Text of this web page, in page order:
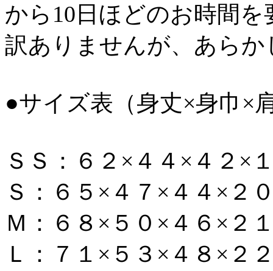
から10日ほどのお時間
訳ありませんが、あら
●サイズ表（身丈×身巾×
ＳＳ：６２×４４×４２×
Ｓ：６５×４７×４４×２
Ｍ：６８×５０×４６×２
Ｌ：７１×５３×４８×２